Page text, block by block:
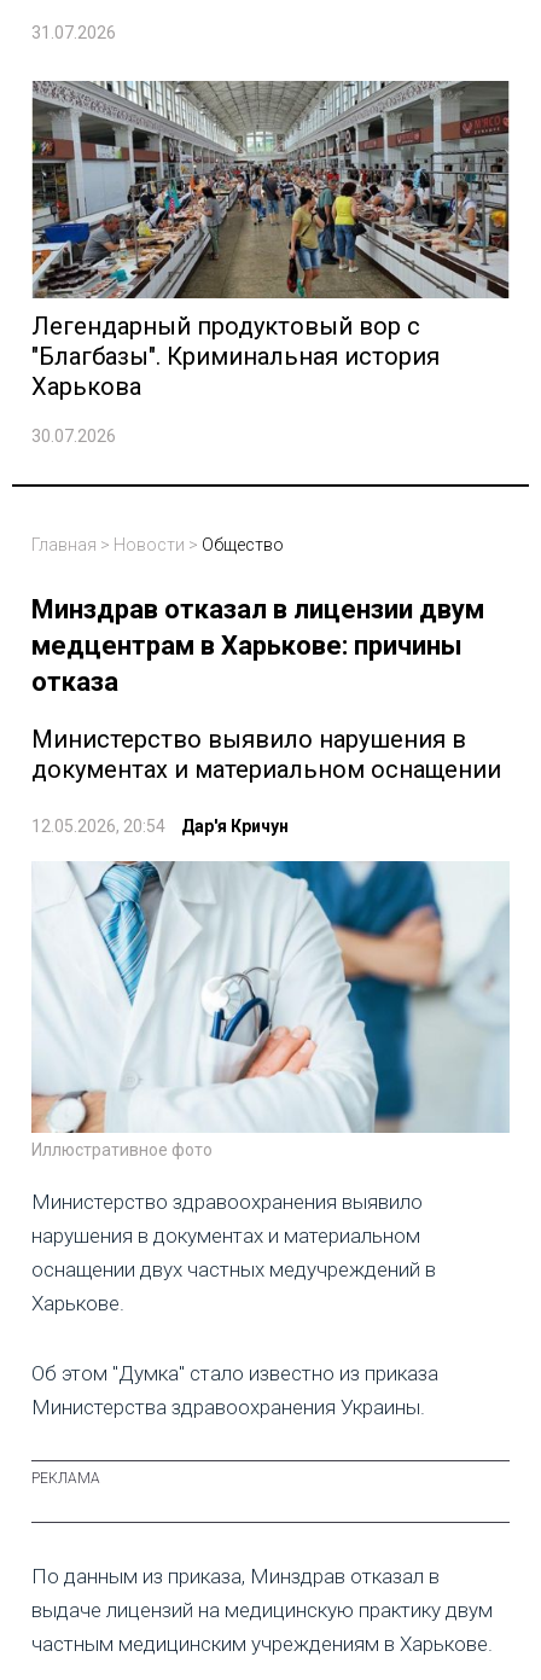
31.07.2026
Легендарный продуктовый вор с
"Благбазы". Криминальная история
Харькова
30.07.2026
Главная > Новости > Общество
Минздрав отказал в лицензии двум
медцентрам в Харькове: причины
отказа
Министерство выявило нарушения в
документах и материальном оснащении
12.05.2026, 20:54 Дар'я Кричун
Иллюстративное фото
Министерство здравоохранения выявило
нарушения в документах и материальном
оснащении двух частных медучреждений в
Харькове.
Об этом "Думка" стало известно из приказа
Министерства здравоохранения Украины.
По данным из приказа, Минздрав отказал в
выдаче лицензий на медицинскую практику двум
частным медицинским учреждениям в Харькове.